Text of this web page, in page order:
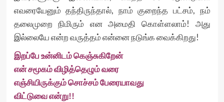
எவரையேனும் தந்திருந்தால், நாம் குறைந்த பட்சம், நம்
தலைமுறை நிமிரும் என அமைதி கொள்ளலாம்! அது
இல்லையே என்ற வருத்தம் என்னை நடுங்க வைக்கிறது!
இறப்பே உன்னிடம் கெஞ்சுகிறேன்
என் சமூகம் விழித்தெழும் வரை
எஞ்சியிருக்கும் சொச்சம் பேரையாவது
விட்டுவை என்று!!